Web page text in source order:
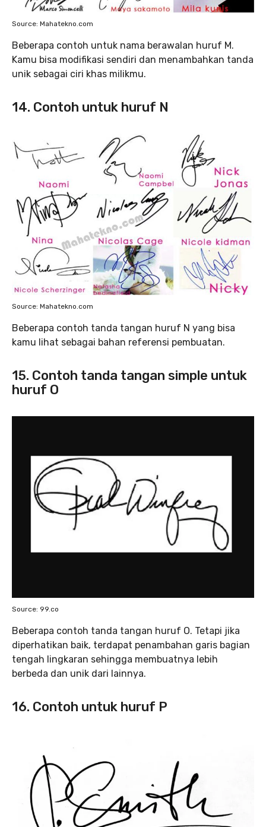
Source: Mahatekno.com
Beberapa contoh untuk nama berawalan huruf M.
Kamu bisa modifikasi sendiri dan menambahkan tanda
unik sebagai ciri khas milikmu.
14. Contoh untuk huruf N
Source: Mahatekno.com
Beberapa contoh tanda tangan huruf N yang bisa
kamu lihat sebagai bahan referensi pembuatan.
15. Contoh tanda tangan simple untuk
huruf O
Source: 99.co
Beberapa contoh tanda tangan huruf O. Tetapi jika
diperhatikan baik, terdapat penambahan garis bagian
tengah lingkaran sehingga membuatnya lebih
berbeda dan unik dari lainnya.
16. Contoh untuk huruf P